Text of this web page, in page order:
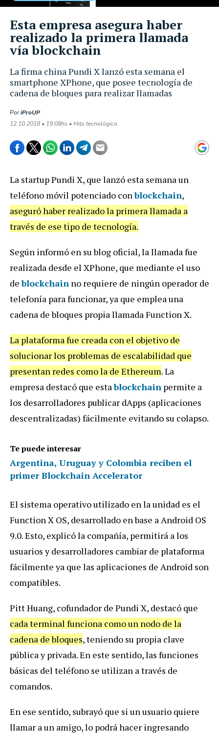
La firma china Pundi X lanzó esta semana el
smartphone XPhone, que posee tecnología de
cadena de bloques para realizar llamadas
PoriProUP
12.10.2018 • 19:08hs • Hito tecnológico
Esta empresa asegura haber
realizado la primera llamada
vía blockchain
La startup Pundi X, que lanzó esta semana un
teléfono móvil potenciado conblockchain,
aseguró haber realizado la primera llamada a
través de ese tipo de tecnología.
Según informó en su blog oficial, la llamada fue
realizada desde el XPhone, que mediante el uso
deblockchain no requiere de ningún operador de
telefonía para funcionar, ya que emplea una
cadena de bloques propia llamada Function X.
La plataforma fue creada con el objetivo de
solucionar los problemas de escalabilidad que
presentan redes como la de Ethereum. La
empresa destacó que establockchain permite a
los desarrolladores publicar dApps (aplicaciones
descentralizadas) fácilmente evitando su colapso.
Te puede interesar
Argentina, Uruguay y Colombia reciben el
primer Blockchain Accelerator
El sistema operativo utilizado en la unidad es el
Function X OS, desarrollado en base a Android OS
9.0. Esto, explicó la compañía, permitirá a los
usuarios y desarrolladores cambiar de plataforma
fácilmente ya que las aplicaciones de Android son
compatibles.
Pitt Huang, cofundador de Pundi X, destacó que
cada terminal funciona como un nodo de la
cadena de bloques, teniendo su propia clave
pública y privada. En este sentido, las funciones
básicas del teléfono se utilizan a través de
comandos.
En ese sentido, subrayó que si un usuario quiere
llamar a un amigo, lo podrá hacer ingresando